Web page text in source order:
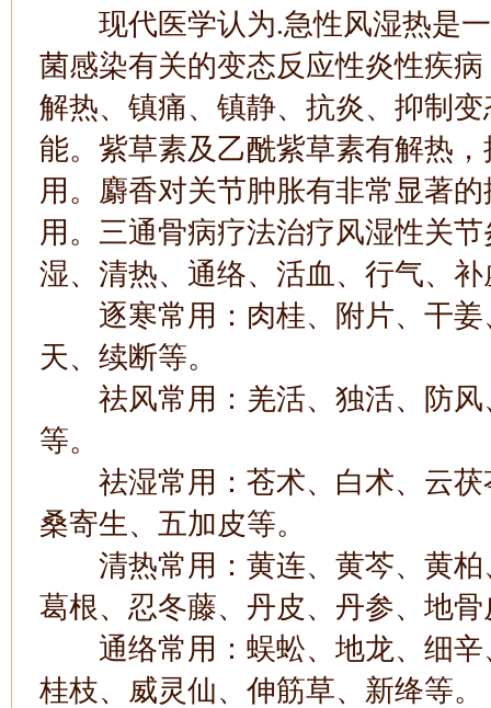
现代医学认为.急性风湿热是一
菌感染有关的变态反应性炎性疾
解热、镇痛、镇静、抗炎、抑制
能。紫草素及乙酰紫草素有解热
用。麝香对关节肿胀有非常显著
用。三通骨病疗法治疗风湿性关
湿、清热、通络、活血、行气、补
逐寒常用：肉桂、附片、干姜
天、续断等。
祛风常用：羌活、独活、防风
等。
祛湿常用：苍术、白术、云茯
桑寄生、五加皮等。
清热常用：黄连、黄芩、黄柏
葛根、忍冬藤、丹皮、丹参、地
通络常用：蜈蚣、地龙、细辛
桂枝、威灵仙、伸筋草、新绛等。